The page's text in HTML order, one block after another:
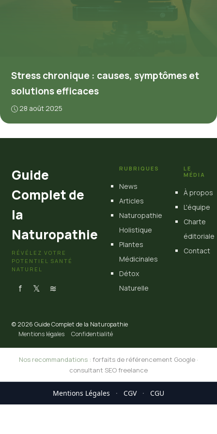
Stress chronique : causes, symptômes et
solutions efficaces
28 août 2025
Guide
Complet de
la
Naturopathie
RÉVÉLEZ VOTRE
POTENTIEL SANTÉ
NATUREL
f 𝕏 ≋
RUBRIQUES
News
Articles
Naturopathie
Holistique
Plantes
Médicinales
Détox
Naturelle
LE
MÉDIA
À propos
L'équipe
Charte
éditoriale
Contact
© 2026 Guide Complet de la Naturopathie
Mentions légales
Confidentialité
Nos recommandations : forfaits de référencement Google ·
consultant SEO freelance
Mentions Légales · CGV · CGU